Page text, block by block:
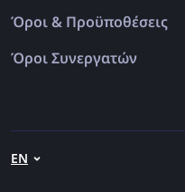
Όροι & Προϋποθέσεις
Όροι Συνεργατών
EN